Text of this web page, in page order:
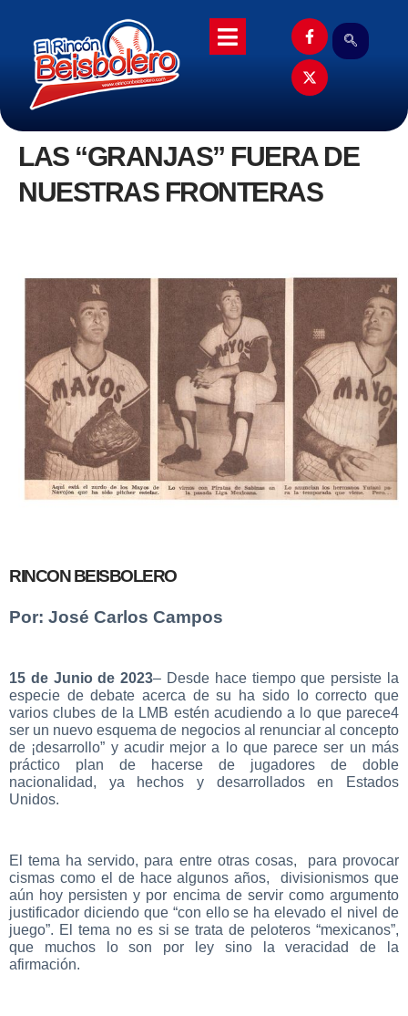
LAS “GRANJAS” FUERA DE
NUESTRAS FRONTERAS
RINCON BEISBOLERO
Por: José Carlos Campos
15 de Junio de 2023– Desde hace tiempo que persiste la
especie de debate acerca de su ha sido lo correcto que
varios clubes de la LMB estén acudiendo a lo que parece4
ser un nuevo esquema de negocios al renunciar al concepto
de ¡desarrollo” y acudir mejor a lo que parece ser un más
práctico plan de hacerse de jugadores de doble
nacionalidad, ya hechos y desarrollados en Estados
Unidos.
El tema ha servido, para entre otras cosas, para provocar
cismas como el de hace algunos años, divisionismos que
aún hoy persisten y por encima de servir como argumento
justificador diciendo que “con ello se ha elevado el nivel de
juego”. El tema no es si se trata de peloteros “mexicanos”,
que muchos lo son por ley sino la veracidad de la
afirmación.